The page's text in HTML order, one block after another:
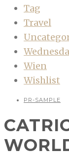
Tag
Travel
Wien
Wishlist
PR-SAMPLE